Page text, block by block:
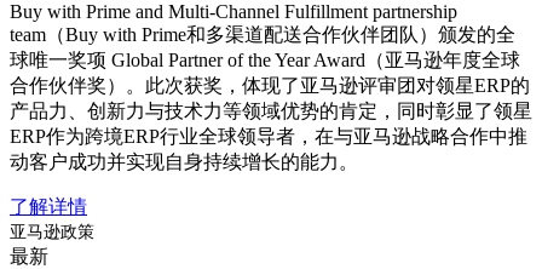
Buy with Prime and Multi-Channel Fulfillment partnership
team（Buy with Prime和多渠道配送合作伙伴团队）颁发的全
球唯一奖项 Global Partner of the Year Award（亚马逊年度全球
合作伙伴奖）。此次获奖，体现了亚马逊评审团对领星ERP的
产品力、创新力与技术力等领域优势的肯定，同时彰显了领星
ERP作为跨境ERP行业全球领导者，在与亚马逊战略合作中推
动客户成功并实现自身持续增长的能力。
了解详情
亚马逊政策
最新